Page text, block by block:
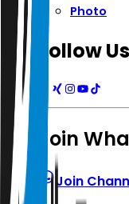
Photo
Follow Us
Join
Join